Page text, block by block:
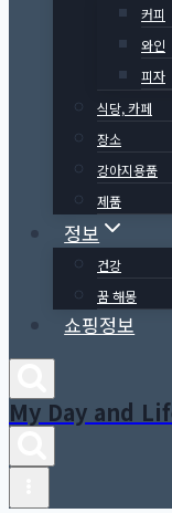
커피
와인
피자
식당, 카페
장소
강아지용품
제품
정보
건강
꿈 해몽
쇼핑정보
My Day and